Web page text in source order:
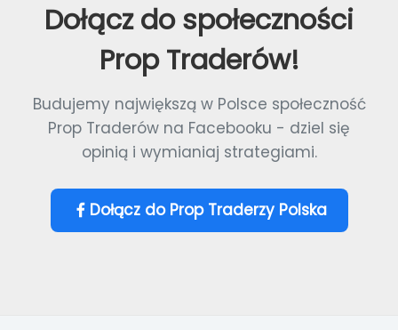
Dołącz do społeczności
Prop Traderów!
Budujemy największą w Polsce społeczność
Prop Traderów na Facebooku - dziel się
opinią i wymianiaj strategiami.
Dołącz do Prop Traderzy Polska